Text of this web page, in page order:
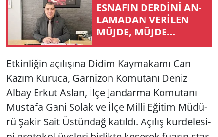
ES­NA­FIN DERDİNİ AN­
LA­MA­DAN VERİLEN
MÜJDE, MÜJDE
DEĞİLDİR!
Et­kin­li­ğin açı­lı­şı­na Didim Kay­ma­ka­mı Can
Kazım Ku­ru­ca, Gar­ni­zon Ko­mu­ta­nı Deniz
Albay Erkut Aslan, İlçe Jan­dar­ma Ko­mu­ta­nı
Mus­ta­fa Gani Solak ve İlçe Milli Eği­tim Mü­dü­
rü Şakir Sait Üs­tün­dağ ka­tıl­dı. Açı­lış kur­de­le­si­
SPOR
Yerel